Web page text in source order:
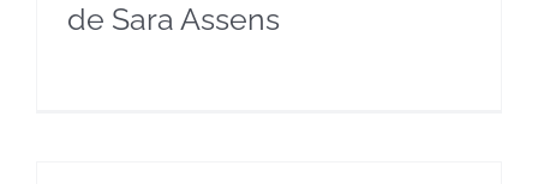
de Sara Assens